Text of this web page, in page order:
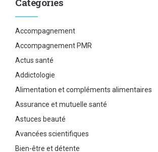
Accompagnement
Accompagnement PMR
Actus santé
Addictologie
Alimentation et compléments alimentaires
Assurance et mutuelle santé
Astuces beauté
Avancées scientifiques
Bien-être et détente